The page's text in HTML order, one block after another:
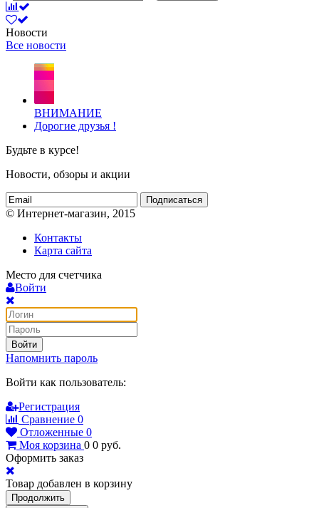
Новости
Все новости
ВНИМАНИЕ
Дорогие друзья !
Будьте в курсе!
Новости, обзоры и акции
Подписаться
© Интернет-магазин, 2015
Контакты
Карта сайта
Место для счетчика
Войти
Войти
Напомнить пароль
Войти как пользователь:
Регистрация
Сравнение 0
Отложенные 0
Моя корзина 0 0 руб.
Оформить заказ
Товар добавлен в корзину
Продолжить